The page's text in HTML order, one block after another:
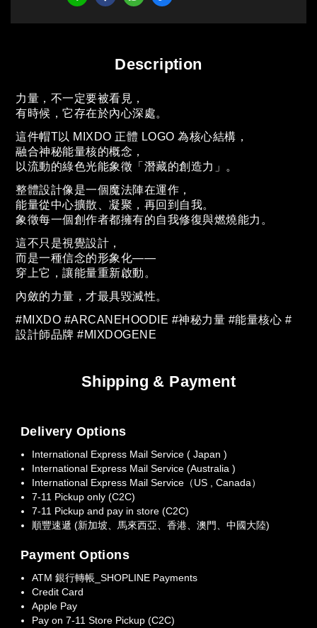
Description
力量，不一定要被看見，
有時候，它存在於內心深處。
這件帽T以 MIXDO 正體 LOGO 為核心結構，
融合神秘能量核的概念，
以流動的綠色光能象徵「潛藏的創造力」。
整體設計像是一個魔法陣在運作，
能量從中心擴散、凝聚，再回到自我。
象徵每一個創作者都擁有的自我修復與燃燒能力。
這不只是視覺設計，
而是一種信念的形象化——
穿上它，讓能量重新啟動。
內斂的力量，才最具毀滅性。
#MIXDO #ARCANEHOODIE #神秘力量 #能量核心 #
設計師品牌 #MIXDOGENE
Shipping & Payment
Delivery Options
International Express Mail Service ( Japan )
International Express Mail Service (Australia )
International Express Mail Service（US , Canada）
7-11 Pickup only (C2C)
7-11 Pickup and pay in store (C2C)
順豐速遞 (新加坡、馬來西亞、香港、澳門、中國大陸)
Payment Options
ATM 銀行轉帳_SHOPLINE Payments
Credit Card
Apple Pay
Pay on 7-11 Store Pickup (C2C)